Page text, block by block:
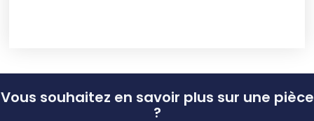
Vous souhaitez en savoir plus sur une pièce
?